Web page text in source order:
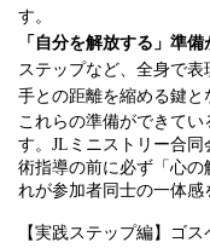
す。
「自分を解放する」準備
ステップなど、全身で
手との距離を縮める鍵と
これらの準備ができて
す。JLミニストリー合
術指導の前に必ず「心の
れが参加者同士の一体感
【実践ステップ編】ゴ